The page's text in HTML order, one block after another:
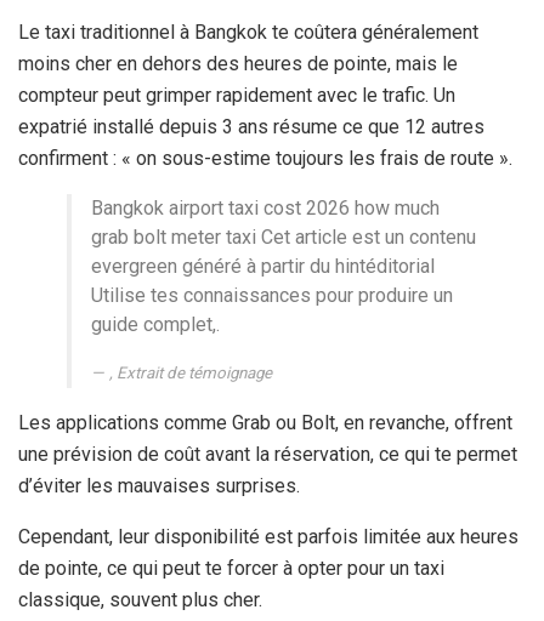
Le taxi traditionnel à Bangkok te coûtera généralement
moins cher en dehors des heures de pointe, mais le
compteur peut grimper rapidement avec le trafic. Un
expatrié installé depuis 3 ans résume ce que 12 autres
confirment : « on sous-estime toujours les frais de route ».
Bangkok airport taxi cost 2026 how much
grab bolt meter taxi Cet article est un contenu
evergreen généré à partir du hintéditorial
Utilise tes connaissances pour produire un
guide complet,.
, Extrait de témoignage
Les applications comme Grab ou Bolt, en revanche, offrent
une prévision de coût avant la réservation, ce qui te permet
d’éviter les mauvaises surprises.
Cependant, leur disponibilité est parfois limitée aux heures
de pointe, ce qui peut te forcer à opter pour un taxi
classique, souvent plus cher.